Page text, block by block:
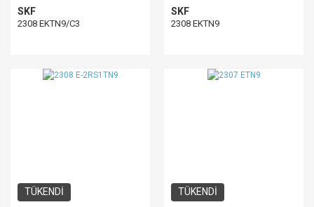
SKF
2308 EKTN9/C3
SKF
2308 EKTN9
TÜKENDİ TÜKENDİ